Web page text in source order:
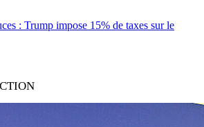
: Trump impose 15% de taxes sur le